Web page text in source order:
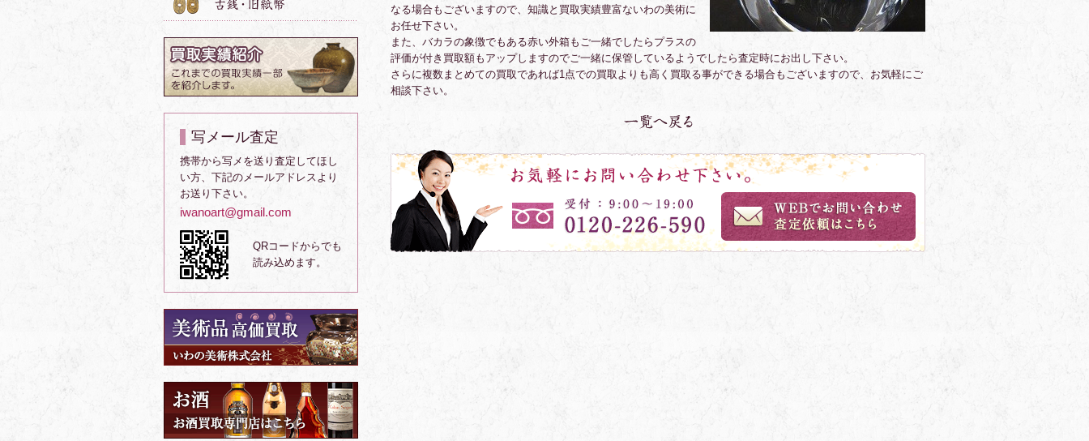
なる場合もございますので、知識と買取実績豊富ないわの美術に
お任せ下さい。
また、バカラの象徴でもある赤い外箱もご一緒でしたらプラスの
評価が付き買取額もアップしますのでご一緒に保管しているようでしたら査定時にお出し下さい。
さらに複数まとめての買取であれば1点での買取よりも高く買取る事ができる場合もございますので、お気軽にご
相談下さい。
写メール査定
携帯から写メを送り査定してほし
い方、下記のメールアドレスより
お送り下さい。
iwanoart@gmail.com
QRコードからでも
読み込めます。